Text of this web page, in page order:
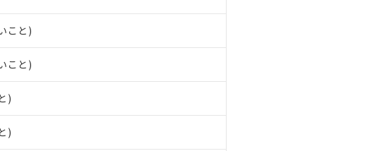
こと)
こと)
)
)
び標準価格はお客様のお取引先、またはお客様担当のオムロン制御機器販売店・
ださい。
価格結果を当社の事前の承諾なく第三者に漏洩または開示しないようお願いしま
品リスト作成サービス）をご利用いただくには、I-Webメンバーズにご登録され
す。
イト上で当社にご登録された部品リストについて、当社および当社の共同利用者
ービスに関するお客様との取引・商談に必要な範囲で利用することをご了承くだ
どにより、予定月が前後することがあります。
ロード
キシル)) : 1000ppm
において有害物質が外部に漏えいし、環境に深刻な影響を及ぼさない年数を意
販売部門へお問い合わせください。
核兵器、ミサイル、化学兵器、生物兵器またはその他武器並びにこれらの製造装
しません。
第三者に販売する場合は、上記1、2および3の内容を当該第三者に通知します。
ないが在庫あり
在庫状況については、お客様のお取引先、またはお客様担当のオムロン制御